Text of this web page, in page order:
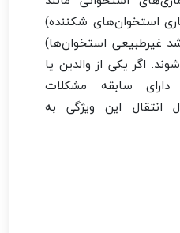
استخوان‌های شکننده)
غیرطبیعی استخوان‌ها)
اگر یکی از والدین یا
دارای سابقه مشکلات
انتقال این ویژگی به